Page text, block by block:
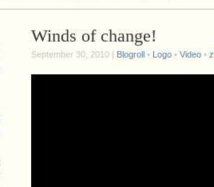
Winds of change!
September 30, 2010 | Blogroll • Logo • Video •